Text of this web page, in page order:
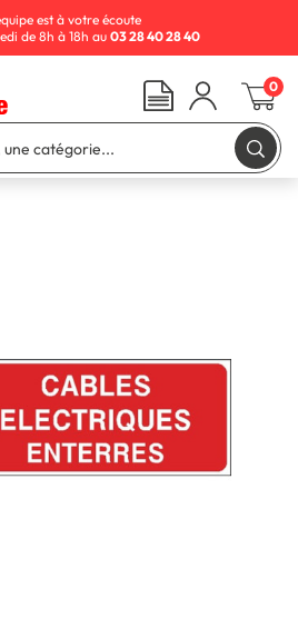
est à votre écoute
de 8h à 18h au03 28 40 28 40
0